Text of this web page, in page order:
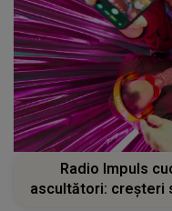
Radio Impuls
ascultători: creșteri